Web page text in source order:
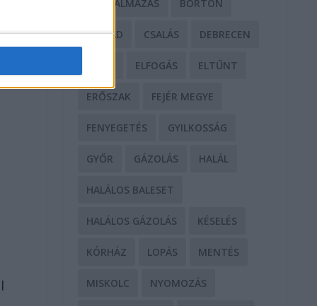
BÁNTALMAZÁS BÖRTÖN
CSALÁD CSALÁS DEBRECEN
ELFOGÁS ELTŰNT
ERŐSZAK FEJÉR MEGYE
FENYEGETÉS GYILKOSSÁG
GYŐR GÁZOLÁS HALÁL
HALÁLOS BALESET
HALÁLOS GÁZOLÁS KÉSELÉS
KÓRHÁZ LOPÁS MENTÉS
MISKOLC NYOMOZÁS